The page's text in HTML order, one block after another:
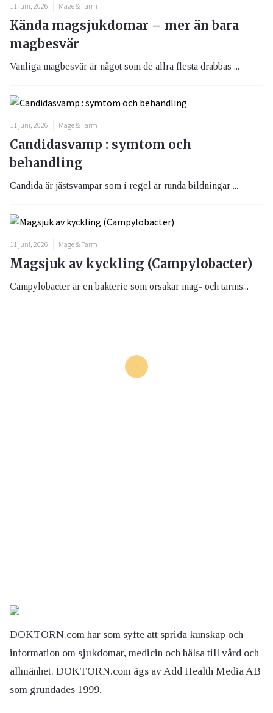
11 juni, 2026 Mage & Tarm
Kända magsjukdomar – mer än bara
magbesvär
Vanliga magbesvär är något som de allra flesta drabbas ...
11 juni, 2026 Mage & Tarm
Candidasvamp : symtom och
behandling
Candida är jästsvampar som i regel är runda bildningar ...
11 juni, 2026 Mage & Tarm
Magsjuk av kyckling (Campylobacter)
Campylobacter är en bakterie som orsakar mag- och tarms...
DOKTORN.com har som syfte att sprida kunskap och
information om sjukdomar, medicin och hälsa till vård och
allmänhet. DOKTORN.com ägs av Add Health Media AB
som grundades 1999.